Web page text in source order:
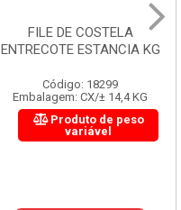
FILE DE COSTELA
ENTRECOTE ESTANCIA KG
Código: 18299
Embalagem: CX/± 14,4 KG
Produto de peso
variável